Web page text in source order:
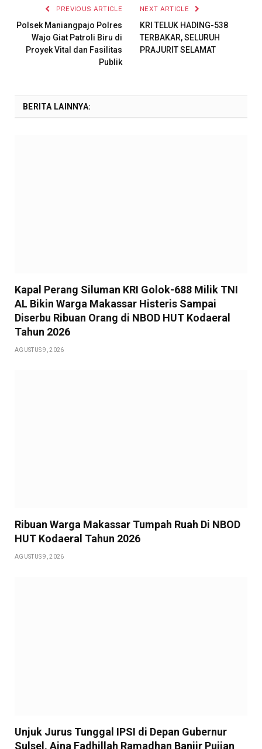
PREVIOUS ARTICLE
Polsek Maniangpajo Polres
Wajo Giat Patroli Biru di
Proyek Vital dan Fasilitas
Publik
NEXT ARTICLE
KRI TELUK HADING-538
TERBAKAR, SELURUH
PRAJURIT SELAMAT
BERITA LAINNYA:
Kapal Perang Siluman KRI Golok-688 Milik TNI
AL Bikin Warga Makassar Histeris Sampai
Diserbu Ribuan Orang di NBOD HUT Kodaeral
Tahun 2026
AGUSTUS 9, 2026
Ribuan Warga Makassar Tumpah Ruah Di NBOD
HUT Kodaeral Tahun 2026
AGUSTUS 9, 2026
Unjuk Jurus Tunggal IPSI di Depan Gubernur
Sulsel, Aina Fadhillah Ramadhan Banjir Pujian